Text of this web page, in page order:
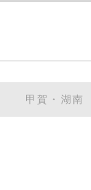
甲賀・湖南